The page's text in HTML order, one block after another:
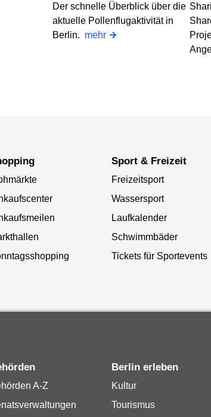
Der schnelle Überblick über die
aktuelle Pollenflugaktivität in
Berlin. mehr
Sport & Freizeit
Freizeitsport
Wassersport
Laufkalender
Schwimmbäder
Tickets für Sportevents
A-Z
Berlin erleben
Kultur
Tourismus